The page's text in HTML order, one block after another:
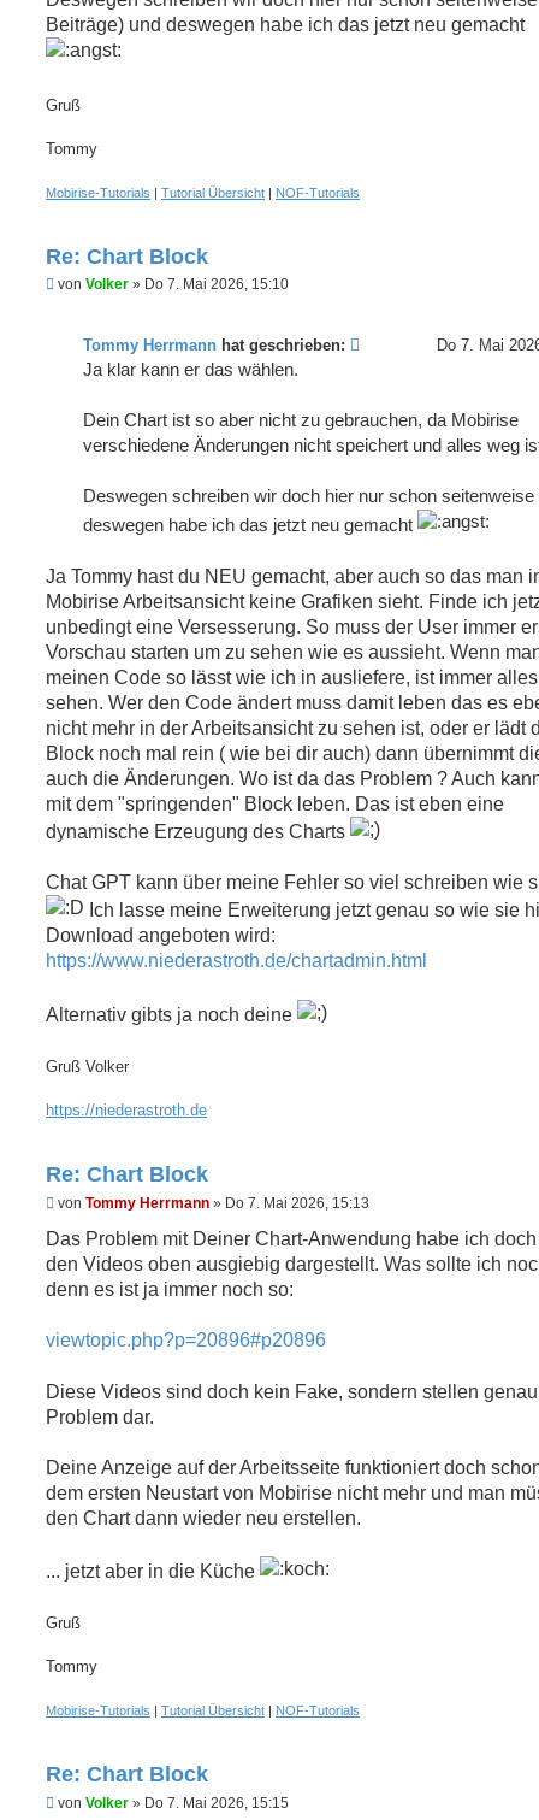
r
B
e
i
a
Beiträge) und deswegen habe ich das jetzt neu gemacht
Gruß
Tommy
Mobirise-Tutorials | Tutorial Übersicht | NOF-Tutorials
Re: Chart Block
U
g
von Volker » Do 7. Mai 2026, 15:10
Tommy Herrmann hat geschrieben: Do 7. Mai
Ja klar kann er das wählen.
Dein Chart ist so aber nicht zu gebrauchen, da Mobirise
verschiedene Änderungen nicht speichert und alles weg
Deswegen schreiben wir doch hier nur schon seitenweise
deswegen habe ich das jetzt neu gemacht
Ja Tommy hast du NEU gemacht, aber auch so das man
Mobirise Arbeitsansicht keine Grafiken sieht. Finde ich
unbedingt eine Versesserung. So muss der User immer
Vorschau starten um zu sehen wie es aussieht. Wenn
meinen Code so lässt wie ich in ausliefere, ist immer
sehen. Wer den Code ändert muss damit leben das es
nicht mehr in der Arbeitsansicht zu sehen ist, oder er lädt
Block noch mal rein ( wie bei dir auch) dann übernimmt
auch die Änderungen. Wo ist da das Problem ? Auch
mit dem "springenden" Block leben. Das ist eben eine
dynamische Erzeugung des Charts
Chat GPT kann über meine Fehler so viel schreiben wie
Ich lasse meine Erweiterung jetzt genau so wie sie
Download angeboten wird:
https://www.niederastroth.de/chartadmin.html
Alternativ gibts ja noch deine
Gruß Volker
https://niederastroth.de
Re: Chart Block
U
g
l
e
n
B
e
i
a
g
von Tommy Herrmann » Do 7. Mai 2026, 15:13
Das Problem mit Deiner Chart-Anwendung habe ich
den Videos oben ausgiebig dargestellt. Was sollte ich
denn es ist ja immer noch so:
viewtopic.php?p=20896#p20896
Diese Videos sind doch kein Fake, sondern stellen
Problem dar.
Deine Anzeige auf der Arbeitsseite funktioniert doch
dem ersten Neustart von Mobirise nicht mehr und man
den Chart dann wieder neu erstellen.
... jetzt aber in die Küche
Gruß
Tommy
Mobirise-Tutorials Tutorial Übersicht NOF-Tutorials
Re: Chart Block
U
von Volker » Do 7. Mai 2026, 15:15